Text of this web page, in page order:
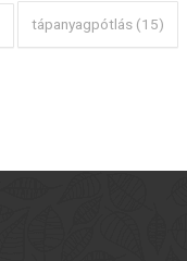
tápanyagpótlás (15)